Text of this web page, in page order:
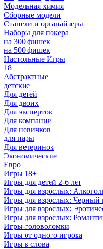
Модельная химия
Сборные модели
Стапели и органайзеры
Наборы для покера
на 300 фишек
на 500 фишек
Настольные Игры
18+
Абстрактные
детские
Для детей
Для двоих
Для экспертов
Для компании
Для новичков
для пары
Для вечеринок
Экономические
Евро
Игры 18+
Игры для детей 2-6 лет
Игры для взрослых:
Игры для взрослых: Черный
Игры для взрослых:
Игры для взрослых:
Игры-головоломки
Игры от одного игрока
Игры в слова